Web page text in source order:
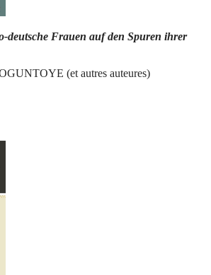
deutsche Frauen auf den Spuren ihrer
(et autres auteures)